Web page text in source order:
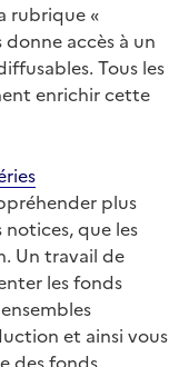
rubrique «
donne accès à un
Tous les
enrichir cette
plus
que les
Un travail de
les fonds
et ainsi vous
des fonds,